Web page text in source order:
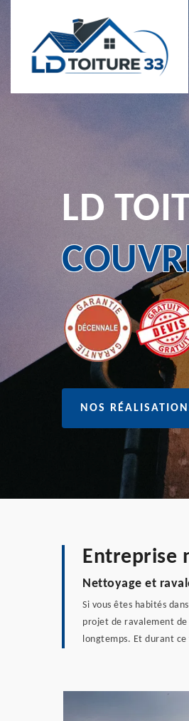
LD
NOS
Entreprise
Nettoyage et
Si vous êtes habités
projet de ravalement de
longtemps. Et durant ce